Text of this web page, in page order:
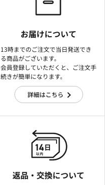
お届けについて
13時までのご注文で当日発送でき
る商品がございます。
会員登録していただくと、ご注文手
続きが簡単になります。
詳細はこちら
返品・交換について